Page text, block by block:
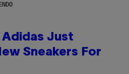
Adidas Just
Sneakers For